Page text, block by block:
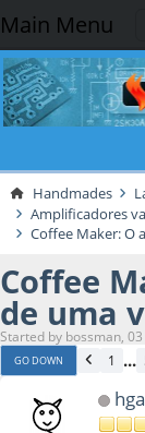
Main Menu
Handmades
Amplificadores
Coffee Maker: O
Coffee
de uma
Started by bossman,
GO DOWN 1 ...